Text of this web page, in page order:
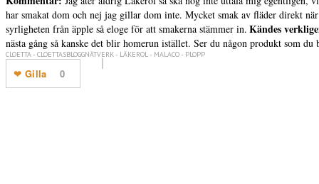
har smakat dom och nej jag gillar dom inte. Mycket smak av fläder direkt
syrligheten från äpple så eloge för att smakerna stämmer in. Kändes
nästa gång så kanske det blir homerun istället. Ser du någon produkt som du
CLOETTA - CLOETTASBLOGGNÄTVERK - LÄKEROL - MALACO - PLOPP
0
Gilla